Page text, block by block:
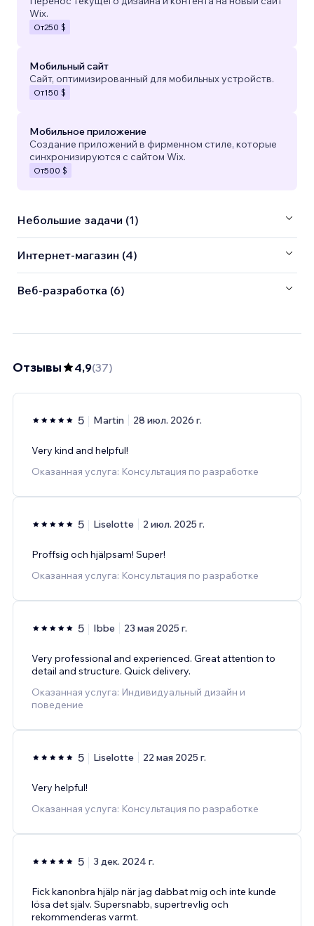
Wix.
От250 $
Мобильный сайт
Сайт, оптимизированный для мобильных устройств.
От150 $
Мобильное приложение
Создание приложений в фирменном стиле, которые
синхронизируются с сайтом Wix.
От500 $
Небольшие задачи (1)
Интернет-магазин (4)
Веб-разработка (6)
Отзывы 4,9(37)
5 Martin 28 июл. 2026 г.
Very kind and helpful!
Оказанная услуга: Консультация по разработке
5 Liselotte 2 июл. 2025 г.
Proffsig och hjälpsam! Super!
Оказанная услуга: Консультация по разработке
5 Ibbe 23 мая 2025 г.
Very professional and experienced. Great attention to
detail and structure. Quick delivery.
Оказанная услуга: Индивидуальный дизайн и
поведение
5 Liselotte 22 мая 2025 г.
Very helpful!
Оказанная услуга: Консультация по разработке
5 3 дек. 2024 г.
Fick kanonbra hjälp när jag dabbat mig och inte kunde
lösa det själv. Supersnabb, supertrevlig och
rekommenderas varmt.